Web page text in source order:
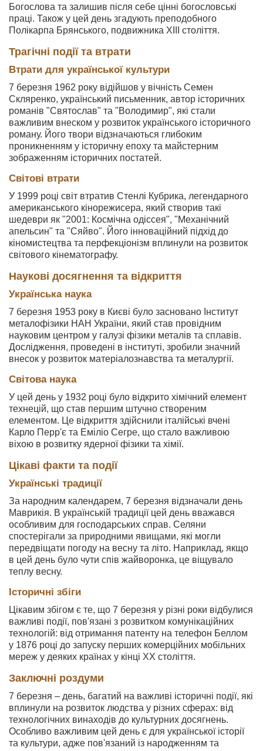
Богослова та залишив після себе цінні богословські
праці. Також у цей день згадують преподобного
Полікарпа Брянського, подвижника XIII століття.
Трагічні події та втрати
Втрати для української культури
7 березня 1962 року відійшов у вічність Семен
Скляренко, український письменник, автор історичних
романів "Святослав" та "Володимир", які стали
важливим внеском у розвиток українського історичного
роману. Його твори відзначаються глибоким
проникненням у історичну епоху та майстерним
зображенням історичних постатей.
Світові втрати
У 1999 році світ втратив Стенлі Кубрика, легендарного
американського кінорежисера, який створив такі
шедеври як "2001: Космічна одіссея", "Механічний
апельсин" та "Сяйво". Його інноваційний підхід до
кіномистецтва та перфекціонізм вплинули на розвиток
світового кінематографу.
Наукові досягнення та відкриття
Українська наука
7 березня 1953 року в Києві було засновано Інститут
металофізики НАН України, який став провідним
науковим центром у галузі фізики металів та сплавів.
Дослідження, проведені в інституті, зробили значний
внесок у розвиток матеріалознавства та металургії.
Світова наука
У цей день у 1932 році було відкрито хімічний елемент
технецій, що став першим штучно створеним
елементом. Це відкриття здійснили італійські вчені
Карло Перр'є та Еміліо Сегре, що стало важливою
віхою в розвитку ядерної фізики та хімії.
Цікаві факти та події
Українські традиції
За народним календарем, 7 березня відзначали день
Маврикія. В українській традиції цей день вважався
особливим для господарських справ. Селяни
спостерігали за природними явищами, які могли
передвіщати погоду на весну та літо. Наприклад, якщо
в цей день було чути спів жайворонка, це віщувало
теплу весну.
Історичні збіги
Цікавим збігом є те, що 7 березня у різні роки відбулися
важливі події, пов'язані з розвитком комунікаційних
технологій: від отримання патенту на телефон Беллом
у 1876 році до запуску перших комерційних мобільних
мереж у деяких країнах у кінці XX століття.
Заключні роздуми
7 березня – день, багатий на важливі історичні події, які
вплинули на розвиток людства у різних сферах: від
технологічних винаходів до культурних досягнень.
Особливо важливим цей день є для української історії
та культури, адже пов'язаний із народженням та